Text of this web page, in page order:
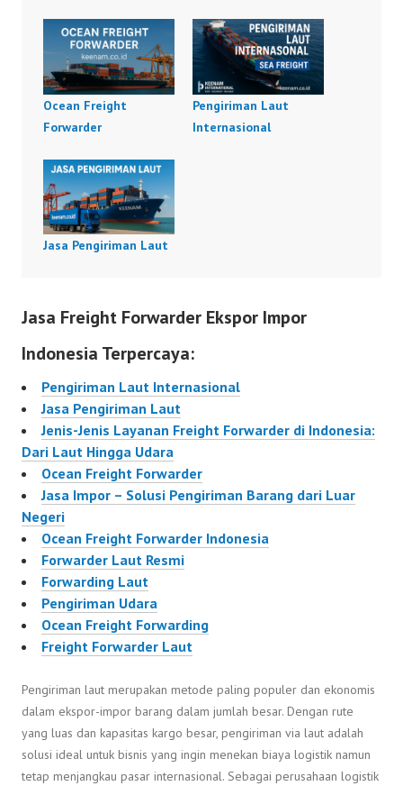
Ocean Freight
Forwarder
Pengiriman Laut
Internasional
Jasa Pengiriman Laut
Jasa Freight Forwarder Ekspor Impor
Indonesia Terpercaya:
Pengiriman Laut Internasional
Jasa Pengiriman Laut
Jenis-Jenis Layanan Freight Forwarder di Indonesia:
Dari Laut Hingga Udara
Ocean Freight Forwarder
Jasa Impor – Solusi Pengiriman Barang dari Luar
Negeri
Ocean Freight Forwarder Indonesia
Forwarder Laut Resmi
Forwarding Laut
Pengiriman Udara
Ocean Freight Forwarding
Freight Forwarder Laut
Pengiriman laut merupakan metode paling populer dan ekonomis
dalam ekspor-impor barang dalam jumlah besar. Dengan rute
yang luas dan kapasitas kargo besar, pengiriman via laut adalah
solusi ideal untuk bisnis yang ingin menekan biaya logistik namun
tetap menjangkau pasar internasional. Sebagai perusahaan logistik